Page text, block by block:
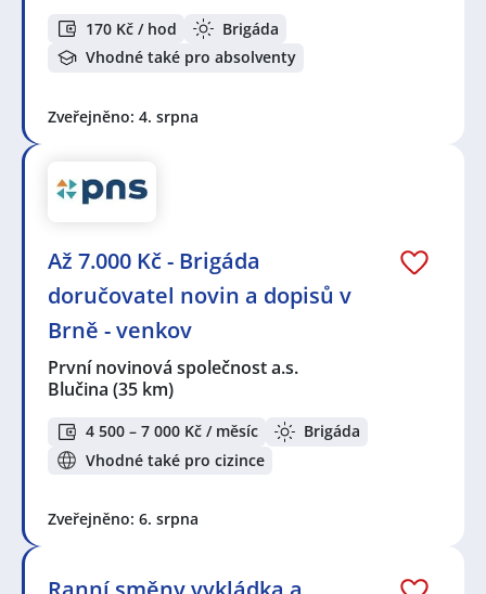
170 Kč / hod
Brigáda
Vhodné také pro absolventy
Zveřejněno: 4. srpna
Až 7.000 Kč - Brigáda
doručovatel novin a dopisů v
Brně - venkov
První novinová společnost a.s.
Blučina (35 km)
4 500 – 7 000 Kč / měsíc
Brigáda
Vhodné také pro cizince
Zveřejněno: 6. srpna